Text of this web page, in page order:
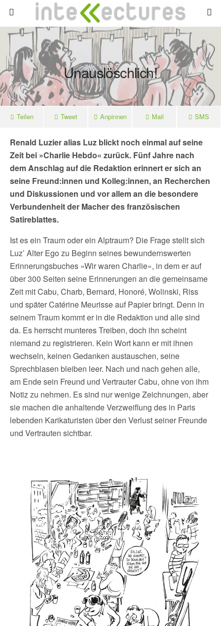
Unauslöschlich!
Teilen Tweet Anpinnen Mail SMS
Renald Luzier alias Luz blickt noch einmal auf seine
Zeit bei »Charlie Hebdo« zurück. Fünf Jahre nach
dem Anschlag auf die Redaktion erinnert er sich an
seine Freund:innen und Kolleg:innen, an Recherchen
und Diskussionen und vor allem an die besondere
Verbundenheit der Macher des französischen
Satireblattes.
Ist es ein Traum oder ein Alptraum? Die Frage stellt sich
Luz’ Alter Ego zu Beginn seines bewundernswerten
Erinnerungsbuches »Wir waren Charlie«, in dem er auf
über 300 Seiten seine Erinnerungen an die gemeinsame
Zeit mit Cabu, Charb, Bernard, Honoré, Wolinski, Riss
und später Catérine Meurisse auf Papier bringt. Denn in
seinem Traum kommt er in die Redaktion und alle sind
da. Es herrscht munteres Treiben, doch ihn scheint
niemand zu registrieren. Kein Wort kann er mit ihnen
wechseln, keinen Gedanken austauschen, seine
Sprechblasen bleiben leer. Nach und nach gehen alle,
am Ende sein Freund und Vertrauter Cabu, ohne von ihm
Notiz zu nehmen. Es sind nur wenige Zeichnungen, aber
sie machen die anhaltende Verzweiflung des in Paris
lebenden Karikaturisten über den Verlust seiner Freunde
und Vertrauten sichtbar.